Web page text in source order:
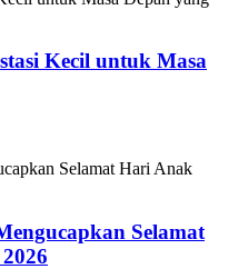
Kecil untuk Masa
Selamat